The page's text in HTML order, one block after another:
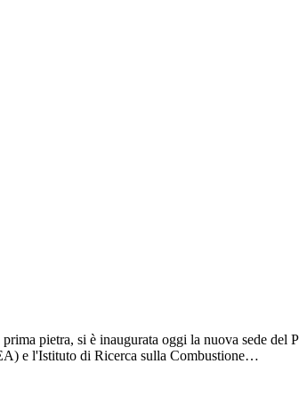
pietra, si è inaugurata oggi la nuova sede
e l'Istituto di Ricerca sulla Combustione…